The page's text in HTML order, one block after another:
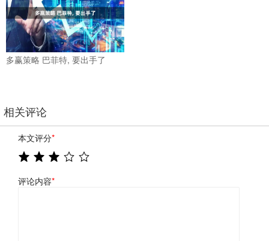
多赢策略 巴菲特, 要出手了
相关评论
本文评分*
评论内容*